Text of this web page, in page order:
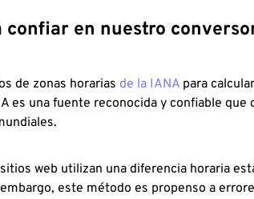
confiar en nuestro
de zonas horarias de la IANA para
es una fuente reconocida y confiable que
web utilizan una diferencia horaria
este método es propenso a